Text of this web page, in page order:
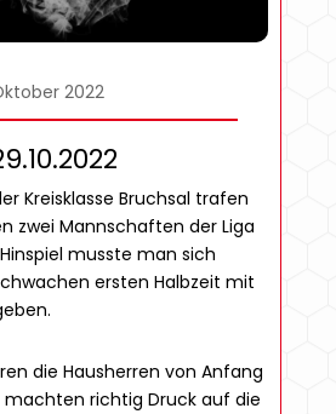
2022
Kreisklasse Bruchsal trafen
zwei Mannschaften der Liga
musste man sich
ersten Halbzeit mit
die Hausherren von Anfang
richtig Druck auf die